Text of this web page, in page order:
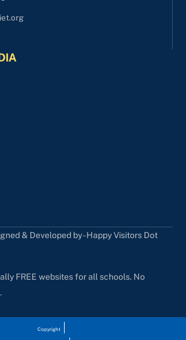
& Developed by - Happy Visitors Dot
FREE websites for all schools. No
Copyright